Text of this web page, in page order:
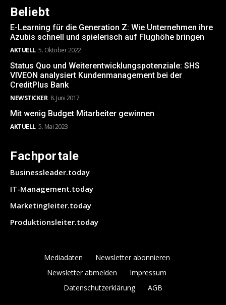
Beliebt
E-Learning für die Generation Z: Wie Unternehmen ihre
Azubis schnell und spielerisch auf Flughöhe bringen
AKTUELL 5. Oktober 2022
Status Quo und Weiterentwicklungspotenziale: SHS
VIVEON analysiert Kundenmanagement bei der
CreditPlus Bank
NEWSTICKER 8. Juni 2017
Mit wenig Budget Mitarbeiter gewinnen
AKTUELL 5. Mai 2023
Fachportale
Businessleader.today
IT-Management.today
Marketingleiter.today
Produktionsleiter.today
Mediadaten
Newsletter abonnieren
Newsletter abmelden
Impressum
Datenschutzerklärung
AGB